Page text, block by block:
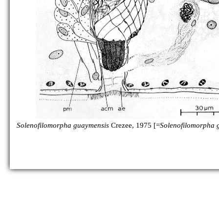
S. pellucida
Solenofilomorpha guaymensis Crezee, 1975 [=Solenofilomorpha